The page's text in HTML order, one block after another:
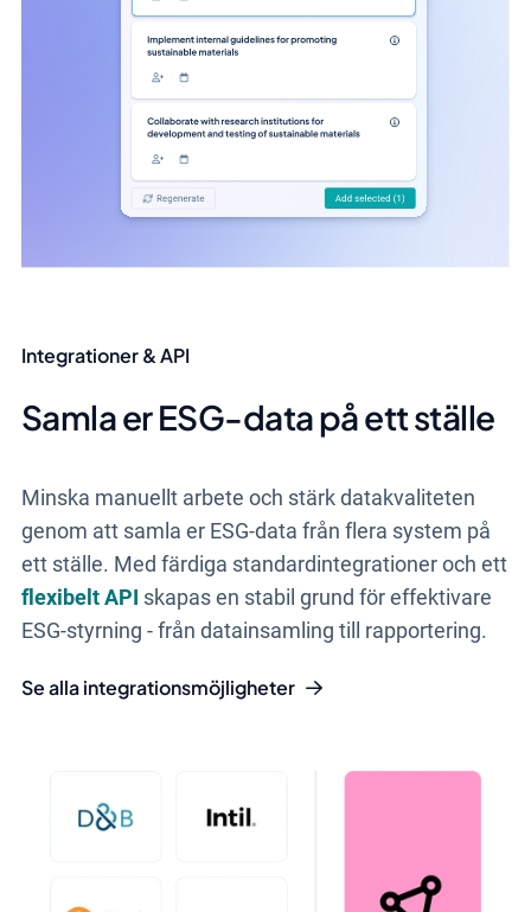
Integrationer & API
Samla er ESG-data på ett ställe
Minska manuellt arbete och stärk datakvaliteten
genom att samla er ESG-data från flera system på
ett ställe. Med färdiga standardintegrationer och ett
flexibelt API skapas en stabil grund för effektivare
ESG-styrning - från datainsamling till rapportering.
Se alla integrationsmöjligheter